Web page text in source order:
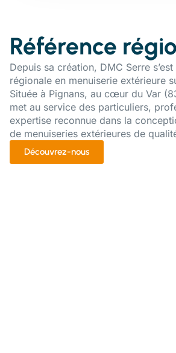
Référence
Depuis sa création, DMC Serre
régionale en menuiserie extérieure
Située à Pignans, au cœur du Var
met au service des particuliers,
expertise reconnue dans la
de menuiseries extérieures de
Découvrez-nous